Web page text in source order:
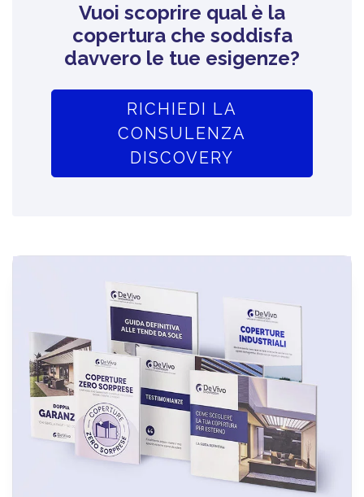
Vuoi scoprire qual è la
copertura che soddisfa
davvero le tue esigenze?
RICHIEDI LA
CONSULENZA
DISCOVERY